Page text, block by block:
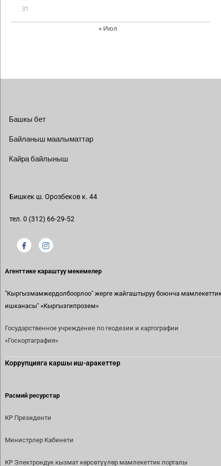
31
« Июл
Башкы бет
Байланыш маалыматтар
Кайра байлыныш
Бишкек ш. Орозбеков к. 44
тел. 0 (312) 66-29-52
Агенттике караштуу мекемелер
"Кыргызмамжердолбоорлоо" жерге жайгаштыруу боюнча
ишканасы" «Кыргызгипрозем»
Государственное учреждение по геодезии и картографии
«Госкортаграфия»
Коррупцияга каршы иш-аракеттер
Расмий ресурстар
КР Президенти
Министрлер Кабинети
КР Электрондук кызмат көрсөтүүлөр мамлекеттик порталы